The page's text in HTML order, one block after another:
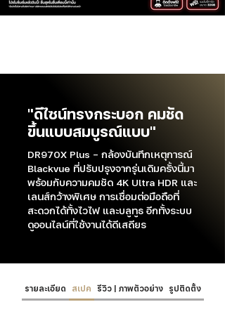
"ดีไซน์ทรงกระบอก คมชัด
ขึ้นแบบสมบูรณ์แบบ"
DR970X Plus - กล้องบันทึกเหตุการณ์
Blackvue ที่ปรับปรุงจากรุ่นเดิมครั้งนี้มา
พร้อมกับความคมชัด 4K Ultra HDR และ
เลนส์กว้างพิเศษ การเชื่อมต่อมือถือที่
สะดวกได้ทั้งไวไฟ และบลูทูธ อีกทั้งระบบ
ดูออนไลน์ที่ใช้งานได้ดีเสถียร
รายละเอียด สเปค รีวิว | ภาพตัวอย่าง รูปติดตั้ง